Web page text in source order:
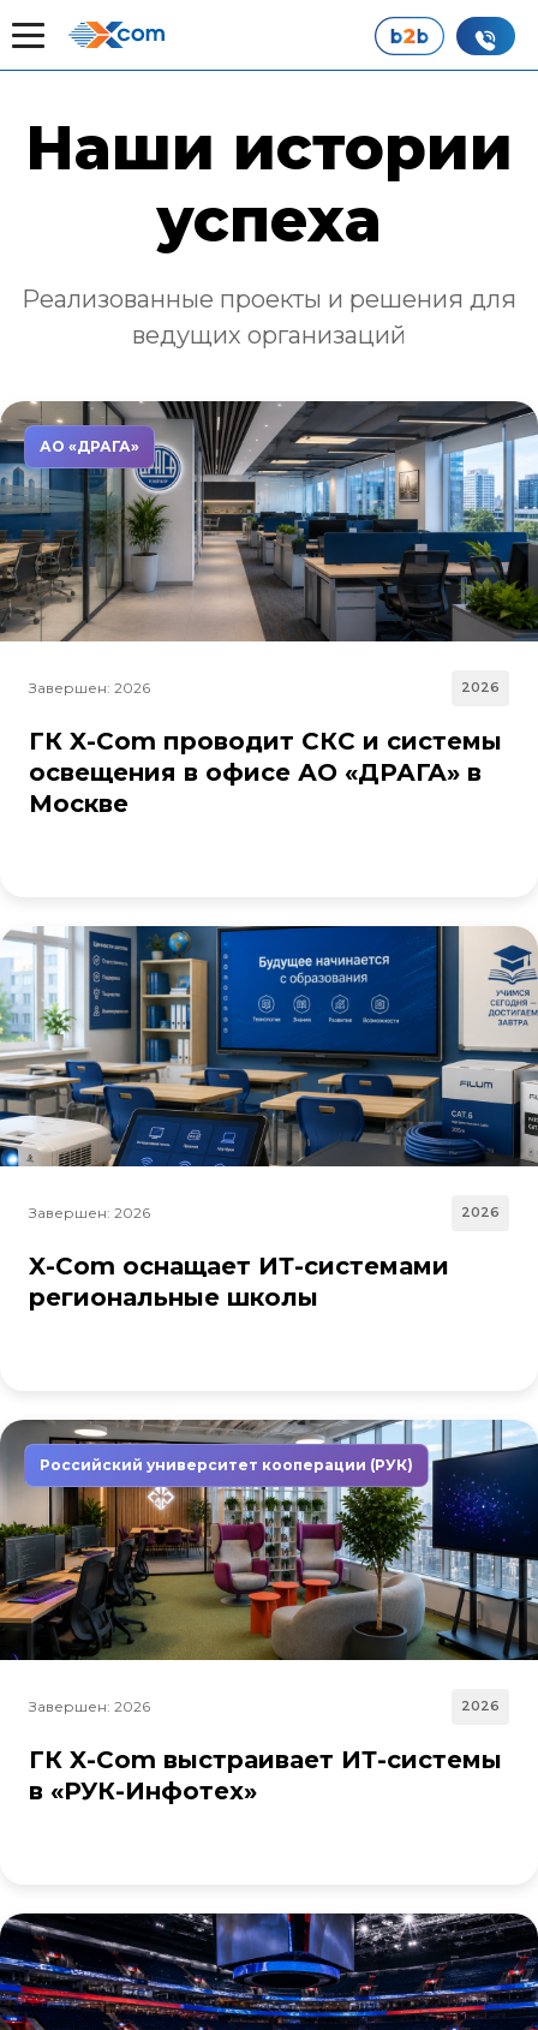
Главная Наши истории успеха
Наши истории
успеха
Реализованные проекты и решения для
ведущих организаций
АО «ДРАГА»
Завершен: 2026 2026
ГК X-Com проводит СКС и системы
освещения в офисе АО «ДРАГА» в
Москве
Завершен: 2026 2026
X-Com оснащает ИТ-системами
региональные школы
Российский университет кооперации (РУК)
Завершен: 2026 2026
ГК X-Com выстраивает ИТ-системы
в «РУК-Инфотех»